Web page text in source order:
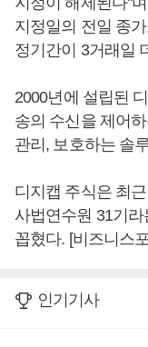
지정일의 전일 종
정기간이 3거래일
2000년에 설립된
송의 수신을 제어
관리, 보호하는 솔
디지캡 주식은 최
사법연수원 31기
꼽혔다. [비즈니스
인기기사